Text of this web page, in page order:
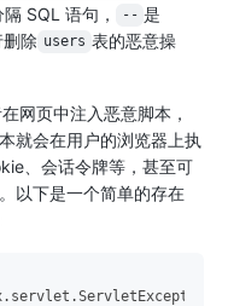
SQL 语句， -- 是
除 users 表的恶意操
网页中注入恶意脚本，
就会在用户的浏览器上执
、会话令牌等，甚至可
以下是一个简单的存在